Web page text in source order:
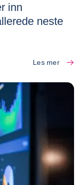
inn
neste
Les mer